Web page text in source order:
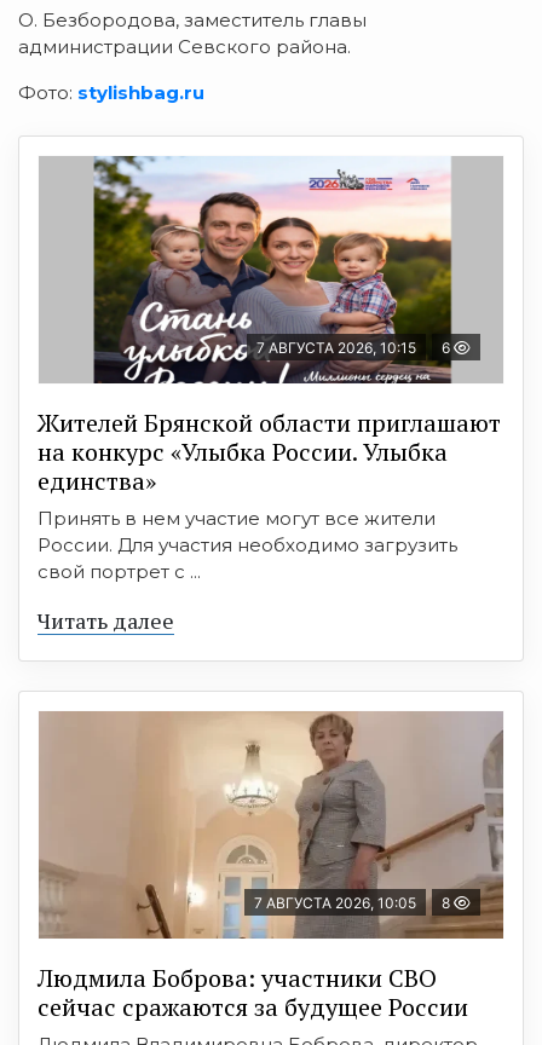
О. Безбородова, заместитель главы
администрации Севского района.
Фото: stylishbag.ru
7 АВГУСТА 2026, 10:15 6
Жителей Брянской области приглашают
на конкурс «Улыбка России. Улыбка
единства»
Принять в нем участие могут все жители
России. Для участия необходимо загрузить
свой портрет с ...
Читать далее
7 АВГУСТА 2026, 10:05 8
Людмила Боброва: участники СВО
сейчас сражаются за будущее России